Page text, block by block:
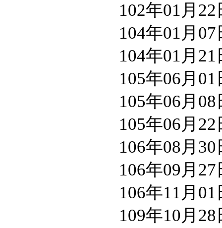
102年01月
104年01月
104年01月
105年06月
105年06月
105年06月
106年08月
106年09月
106年11月
109年10月